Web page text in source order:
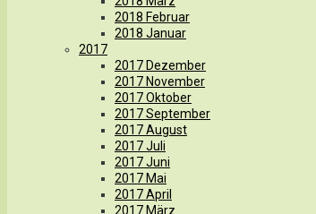
2018 Februar
2018 Januar
2017
2017 Dezember
2017 November
2017 Oktober
2017 September
2017 August
2017 Juli
2017 Juni
2017 Mai
2017 April
2017 März